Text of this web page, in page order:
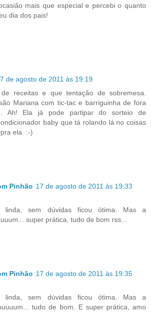
mais que especial e percebi o quanto
dia dos pais!
de agosto de 2011 às 19:19
receitas e que tentação de sobremesa.
Mariana com tic-tac e barriguinha de fora
Ah! Ela já pode partipar do sorteio de
baby que tá rolando lá no coisas
ela. :-)
Pinhão 17 de agosto de 2011 às 19:33
linda, sem dúvidas ficou ótima. Mas a
super prática, tudo de bom rss...
Pinhão 17 de agosto de 2011 às 19:35
linda, sem dúvidas ficou ótima. Mas a
tudo de bom. E super prática, amo